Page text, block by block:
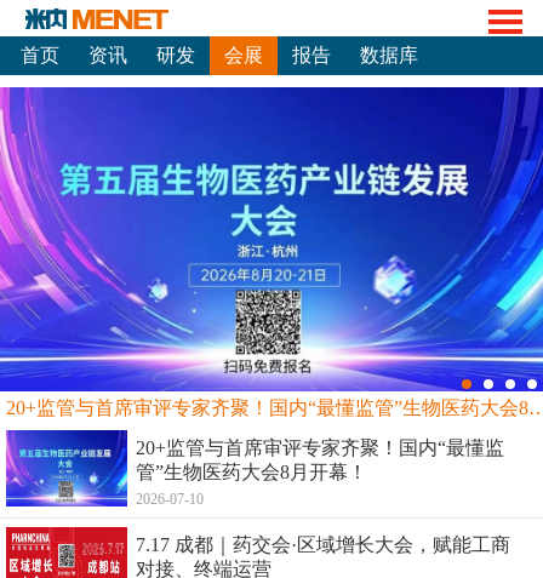
首页 资讯 研发 会展 报告 数据库
20+监管与首席审评专家齐聚！国内“最
20+监管与首席审评专家齐聚！国内“最懂监
管”生物医药大会8月开幕！
2026-07-10
7.17 成都｜药交会·区域增长大会，赋能工商
对接、终端运营